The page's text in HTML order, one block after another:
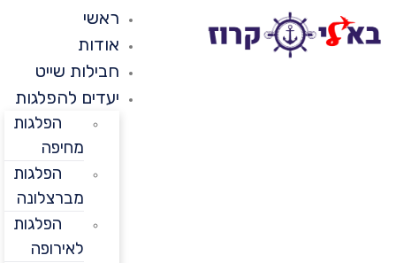
ראשי
אודות
חבילות שייט
יעדים להפלגות
הפלגות
מחיפה
הפלגות
מברצלונה
הפלגות
לאירופה